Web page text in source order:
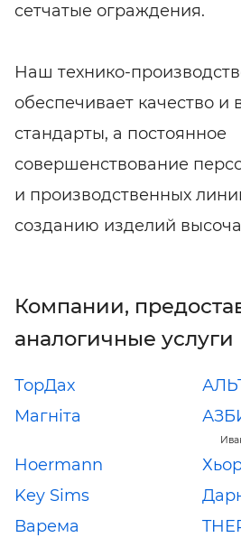
сетчатые ограждения.
Наш технико-
обеспечивает качество и
стандарты, а постоянное
совершенствование
и производственных
созданию изделий
Компании,
аналогичные услуги
ТорДах
Магніта
Hoermann
Key Sims
Варема